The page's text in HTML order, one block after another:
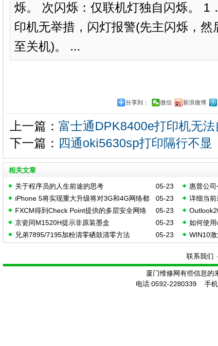
烁。 次闪烁：仅联机灯独自闪烁。 1
印机无举措，闪灯报警(先主闪烁，
至关机)。 ...
分享到： 微信 新浪微博
上一篇： 富士通DPK8400e打印机无
下一篇： 四通oki5630sp打印隔行不显
相关文章
05-23
关于程序员的人生前途的思考
惠普公
05-23
iPhone 5将实现重大升级将对3G和4G网络都
兼容
详细当
和他们的
05-23
FXCM得到Check Point提供的多层安全网络
防护
导出方法
05-23
京瓷同M1520H提示非原装墨盒
如何使
05-23
兄弟7895/7195加粉清零硒鼓清零方法
WIN10
联系我们
厦门维修网有些信息的
电话:0592-2280339 手